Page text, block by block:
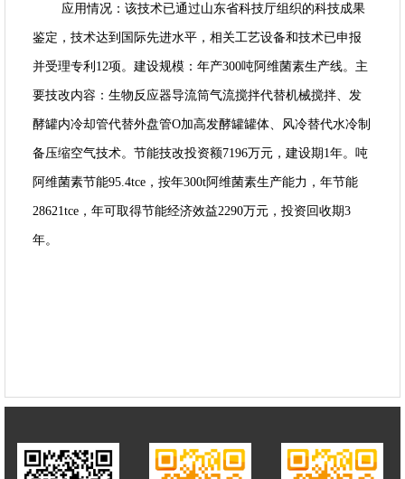
应用情况：该技术已通过山东省科技厅组织的科技成果
鉴定，技术达到国际先进水平，相关工艺设备和技术已申报
并受理专利12项。建设规模：年产300吨阿维菌素生产线。主
要技改内容：生物反应器导流筒气流搅拌代替机械搅拌、发
酵罐内冷却管代替外盘管O加高发酵罐罐体、风冷替代水冷制
备压缩空气技术。节能技改投资额7196万元，建设期1年。吨
阿维菌素节能95.4tce，按年300t阿维菌素生产能力，年节能
28621tce，年可取得节能经济效益2290万元，投资回收期3
年。